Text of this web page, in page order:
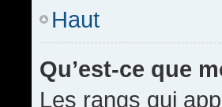
Haut
Qu’est-ce que
Les rangs qui